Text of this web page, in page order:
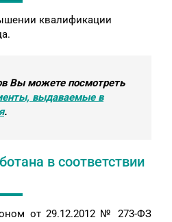
квалификации
Вы можете посмотреть
выдаваемые в
.
в соответствии
от 29.12.2012 № 273-ФЗ